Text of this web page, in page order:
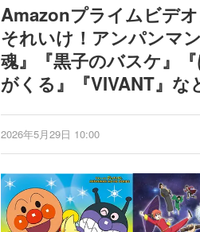
Amazonプライムビデ
それいけ！アンパンマ
魂』『黒子のバスケ』
がくる』『VIVANT』な
2026年5月29日 10:00